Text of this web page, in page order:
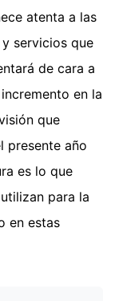
atenta a las
servicios que
de cara a
en la
que
presente año
es lo que
para la
en estas